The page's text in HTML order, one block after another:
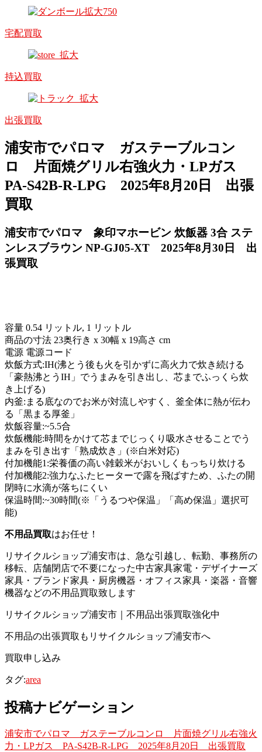
宅配買取
持込買取
出張買取
浦安市でパロマ ガステーブルコン
ロ 片面焼グリル右強火力・LPガス
PA-S42B-R-LPG 2025年8月20日 出張
買取
浦安市でパロマ 象印マホービン 炊飯器 3合 ステ
ンレスブラウン NP-GJ05-XT 2025年8月30日 出
張買取
容量 0.54 リットル, 1 リットル
商品の寸法 23奥行き x 30幅 x 19高さ cm
電源 電源コード
炊飯方式:IH(沸とう後も火を引かずに高火力で炊き続ける
「豪熱沸とうIH」でうまみを引き出し、芯までふっくら炊
き上げる)
内釜:まる底なのでお米が対流しやすく、釜全体に熱が伝わ
る「黒まる厚釜」
炊飯容量:~5.5合
炊飯機能:時間をかけて芯までじっくり吸水させることでう
まみを引き出す「熟成炊き」(※白米対応)
付加機能1:栄養価の高い雑穀米がおいしくもっちり炊ける
付加機能2:強力なふたヒーターで露を飛ばすため、ふたの開
閉時に水滴が落ちにくい
保温時間:~30時間(※「うるつや保温」「高め保温」選択可
能)
不用品買取はお任せ！
リサイクルショップ浦安市は、急な引越し、転勤、事務所の
移転、店舗閉店で不要になった中古家具家電・デザイナーズ
家具・ブランド家具・厨房機器・オフィス家具・楽器・音響
機器などの不用品買取致します
リサイクルショップ浦安市｜不用品出張買取強化中
不用品の出張買取もリサイクルショップ浦安市へ
買取申し込み
タグ:area
投稿ナビゲーション
浦安市でパロマ ガステーブルコンロ 片面焼グリル右強火
力・LPガス PA-S42B-R-LPG 2025年8月20日 出張買取